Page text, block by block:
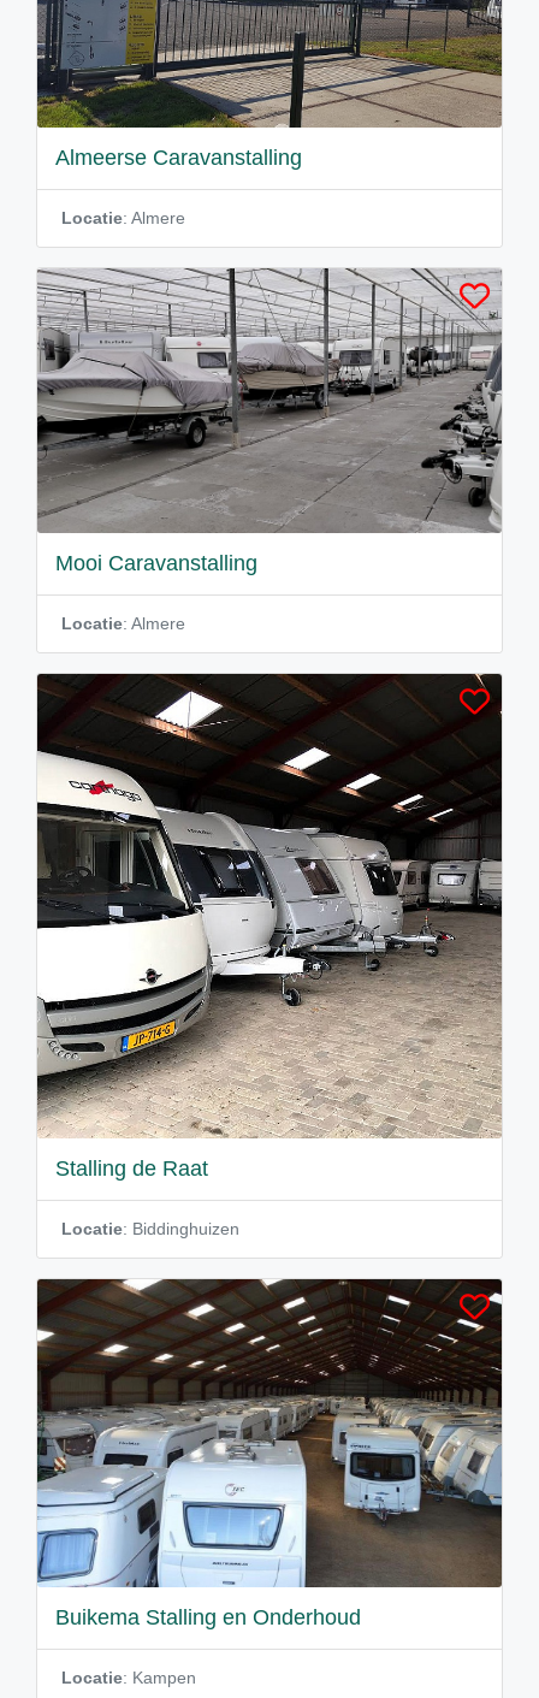
Almeerse Caravanstalling
Locatie: Almere
Mooi Caravanstalling
Locatie: Almere
Stalling de Raat
Locatie: Biddinghuizen
Buikema Stalling en Onderhoud
Locatie: Kampen